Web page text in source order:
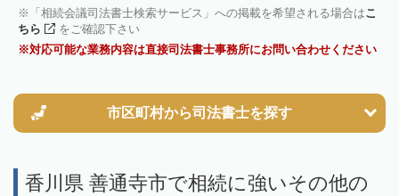
「相続会議司法書士検索サービス」への掲載を希望される場合はこ
ちら
をご確認下さい
対応可能な業務内容は直接司法書士事務所にお問い合わせください
市区町村から司法書士を探す
香川県 善通寺市で相続に強いその他の